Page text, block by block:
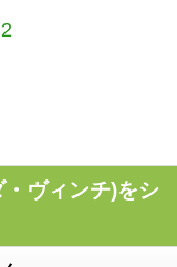
ヴィンチ)をシ